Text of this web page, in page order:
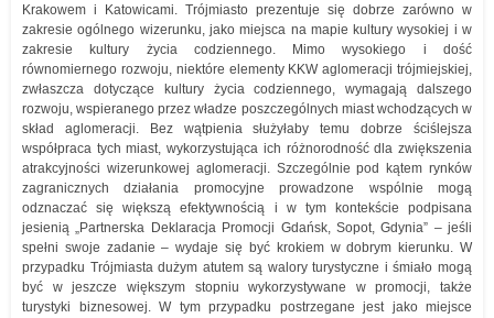
Krakowem i Katowicami. Trójmiasto prezentuje się dobrze zarówno w
zakresie ogólnego wizerunku, jako miejsca na mapie kultury wysokiej i w
zakresie kultury życia codziennego. Mimo wysokiego i dość
równomiernego rozwoju, niektóre elementy KKW aglomeracji trójmiejskiej,
zwłaszcza dotyczące kultury życia codziennego, wymagają dalszego
rozwoju, wspieranego przez władze poszczególnych miast wchodzących w
skład aglomeracji. Bez wątpienia służyłaby temu dobrze ściślejsza
współpraca tych miast, wykorzystująca ich różnorodność dla zwiększenia
atrakcyjności wizerunkowej aglomeracji. Szczególnie pod kątem rynków
zagranicznych działania promocyjne prowadzone wspólnie mogą
odznaczać się większą efektywnością i w tym kontekście podpisana
jesienią „Partnerska Deklaracja Promocji Gdańsk, Sopot, Gdynia” – jeśli
spełni swoje zadanie – wydaje się być krokiem w dobrym kierunku. W
przypadku Trójmiasta dużym atutem są walory turystyczne i śmiało mogą
być w jeszcze większym stopniu wykorzystywane w promocji, także
turystyki biznesowej. W tym przypadku postrzegane jest jako miejsce